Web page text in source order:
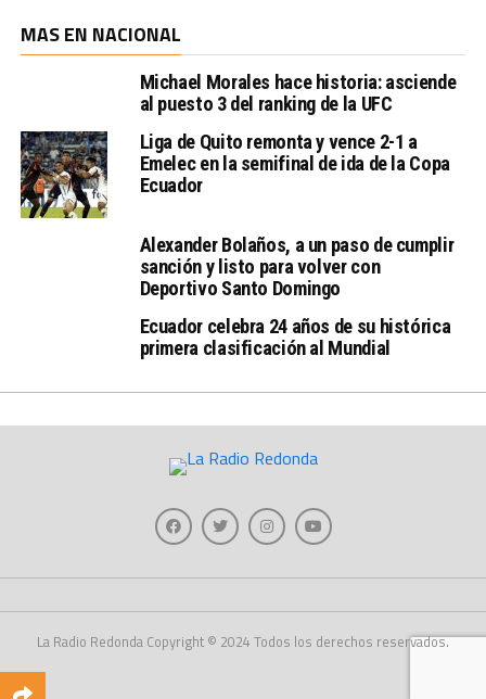
MAS EN NACIONAL
Michael Morales hace historia: asciende
al puesto 3 del ranking de la UFC
Liga de Quito remonta y vence 2-1 a
Emelec en la semifinal de ida de la Copa
Ecuador
Alexander Bolaños, a un paso de cumplir
sanción y listo para volver con
Deportivo Santo Domingo
Ecuador celebra 24 años de su histórica
primera clasificación al Mundial
La Radio Redonda Copyright © 2024 Todos los derechos reservados.